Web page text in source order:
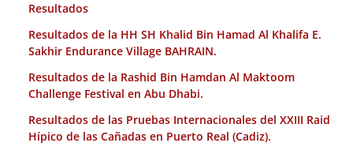
Resultados
Resultados de la HH SH Khalid Bin Hamad Al Khalifa E.
Sakhir Endurance Village BAHRAIN.
Resultados de la Rashid Bin Hamdan Al Maktoom
Challenge Festival en Abu Dhabi.
Resultados de las Pruebas Internacionales del XXIII Raid
Hípico de las Cañadas en Puerto Real (Cadiz).